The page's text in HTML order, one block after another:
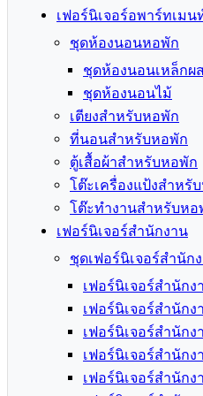
เฟอร์นิเจอร์อพาร์ทเมน
ชุดห้องนอนหอพัก
ชุดห้องนอนเหล็กผ
ชุดห้องนอนไม้
เตียงสำหรับหอพัก
ที่นอนสำหรับหอพัก
ตู้เสื้อผ้าสำหรับหอพัก
โต๊ะเครื่องแป้งสำหรั
โต๊ะทำงานสำหรับหอ
เฟอร์นิเจอร์สำนักงาน
ชุดเฟอร์นิเจอร์สำนัก
เฟอร์นิเจอร์สำนักง
เฟอร์นิเจอร์สำนัก
เฟอร์นิเจอร์สำนักง
เฟอร์นิเจอร์สำนักง
เฟอร์นิเจอร์สำนักง